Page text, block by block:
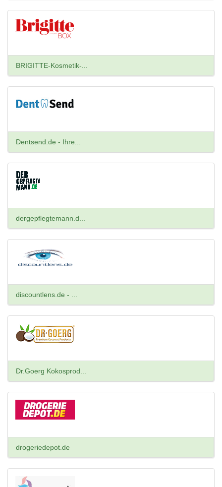
BRIGITTE-Kosmetik-...
Dentsend.de - Ihre...
dergepflegtemann.d...
discountlens.de - ...
Dr.Goerg Kokosprod...
drogeriedepot.de